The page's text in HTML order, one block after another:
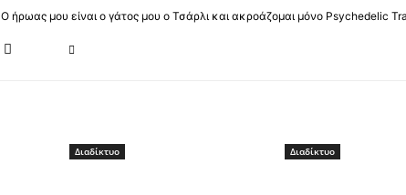
Ο ήρωας μου είναι ο γάτος μου ο Τσάρλι και ακροάζομαι μόνο Psychedelic
Διαδίκτυο Διαδίκτυο